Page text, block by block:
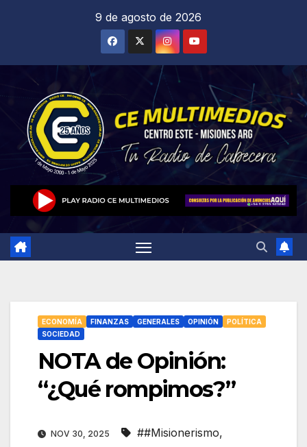
9 de agosto de 2026
ECONOMÍA FINANZAS GENERALES OPINIÓN
POLÍTICA
SOCIEDAD
NOTA de Opinión:
“¿Qué rompimos?”
NOV 30, 2025 ##Misionerismo,